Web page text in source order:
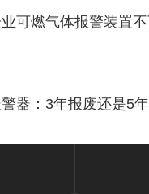
可燃气体报警装置
器：3年报废还是5